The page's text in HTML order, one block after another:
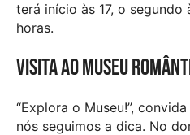
terá início às 17, o segundo
horas.
Visita ao Museu
“Explora o Museu!”,
nós seguimos a dica. No